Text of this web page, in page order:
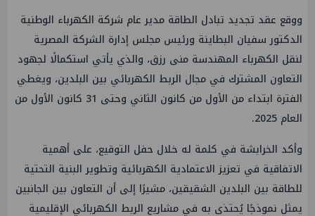
ووقع عقد تجديد تبادل الطاقة مدير عام شركة الكهرباء الوطنية
الدكتور سفيان البطاينة ورئيس مجلس إدارة الشركة المصرية
لنقل الكهرباء المهندسة منى رزق، والذي يأتي استكمالًا لجهود
التعاون المشترك في مجال الربط الكهربائي بين البلدين، ويغطي
الفترة ابتداء من الأول من كانون الثاني وحتى 31 كانون الأول من
العام 2025.
وأكد الخرابشة في كلمة له خلال حفل التوقيع، على أهمية
الاتفاقية في تعزيز الاعتمادية الكهربائية وتطوير البنية التحتية
للطاقة بين البلدين الشقيقين، مشيرًا إلى أن التعاون بين الجانبين
يمثل نموذجًا يُحتذى به في مشاريع الربط الكهربائي الإقليمية